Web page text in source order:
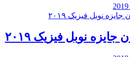
جایزه نوبل فیزیک ۲۰۱۹